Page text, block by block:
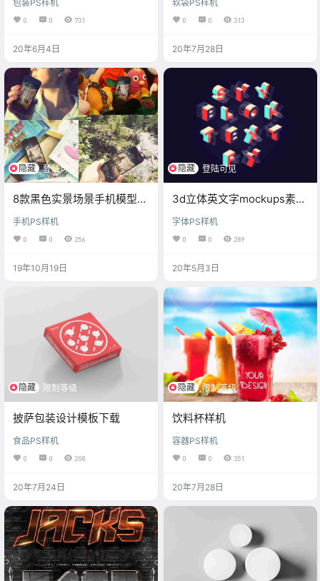
包装PS样机
0 0 731
20年6月4日
软袋PS样机
0 0 313
20年7月28日
隐藏 登陆可见
8款黑色实景场景手机模型，
手机PS样机
0 0 256
19年10月19日
隐藏 登陆可见
3d立体英文字mockups素材
字体PS样机
0 0 289
20年5月3日
隐藏 限制等级
披萨包装设计模板下载
食品PS样机
0 0 208
20年7月24日
隐藏 限制等级
饮料杯样机
容器PS样机
0 0 351
20年7月28日